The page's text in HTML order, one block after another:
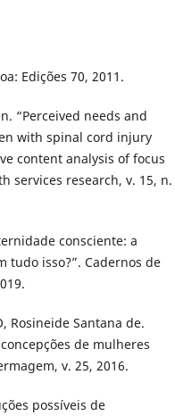
Edições 70, 2011.
“Perceived needs and
with spinal cord injury
content analysis of focus
services research, v. 15, n.
consciente: a
tudo isso?”. Cadernos de
Rosineide Santana de.
de mulheres
v. 25, 2016.
possíveis de